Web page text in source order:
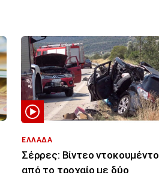
ΕΛΛΑΔΑ
Σέρρες: Βίντεο ντοκουμέντο
από το τροχαίο με δύο